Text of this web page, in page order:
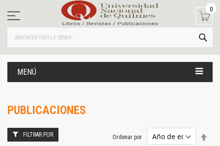
contenido
0
MENÚ
PUBLICACIONES
Ordenar por
FILTRAR POR